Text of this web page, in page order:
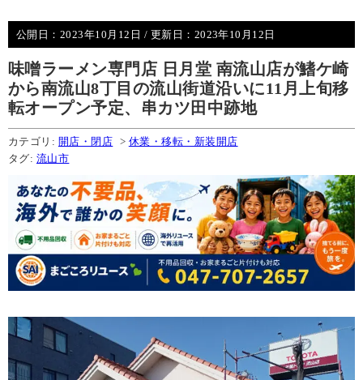
公開日： 2023年10月12日 / 更新日： 2023年10月12日
味噌ラーメン専門店 日月堂 南流山店が鰭ケ崎
から南流山8丁目の流山街道沿いに11月上旬移
転オープン予定、串カツ田中跡地
カテゴリ: 開店・閉店 > 休業・移転・新装開店
タグ: 流山市